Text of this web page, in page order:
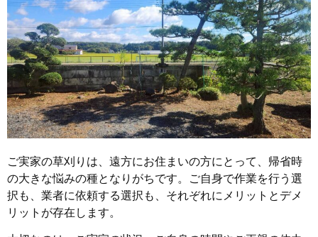
ご実家の草刈りは、遠方にお住まいの方にとって、帰省時
の大きな悩みの種となりがちです。ご自身で作業を行う選
択も、業者に依頼する選択も、それぞれにメリットとデメ
リットが存在します。